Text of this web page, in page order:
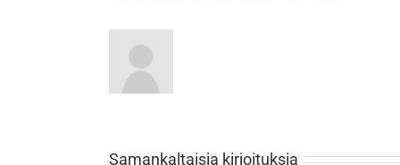
Samankaltaisia kirjoituksia